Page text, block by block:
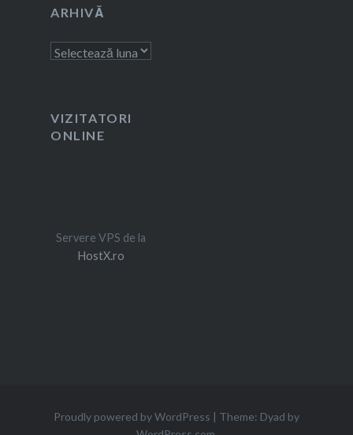
ARHIVĂ
Arhivă
VIZITATORI
ONLINE
Servere VPS de la
HostX.ro
Proudly powered by WordPress | Theme: Dyad by